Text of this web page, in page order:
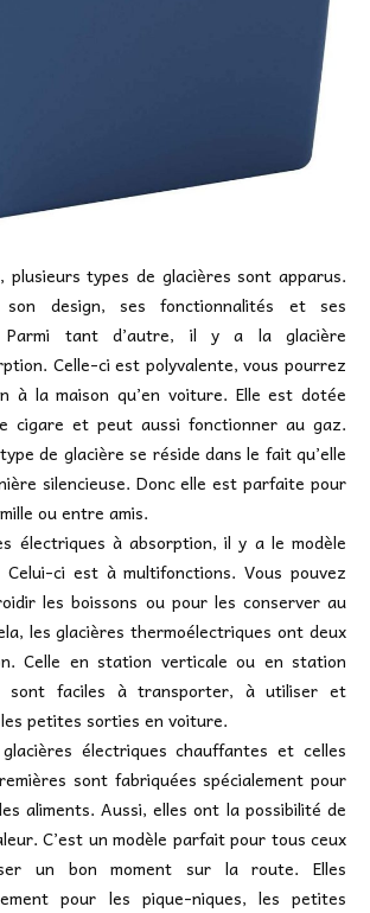
plusieurs types de glacières sont apparus.
design, ses fonctionnalités et ses
Parmi tant d’autre, il y a la glacière
Celle-ci est polyvalente, vous pourrez
à la maison qu’en voiture. Elle est dotée
cigare et peut aussi fonctionner au gaz.
de glacière se réside dans le fait qu’elle
silencieuse. Donc elle est parfaite pour
ou entre amis.
électriques à absorption, il y a le modèle
Celui-ci est à multifonctions. Vous pouvez
les boissons ou pour les conserver au
les glacières thermoélectriques ont deux
Celle en station verticale ou en station
sont faciles à transporter, à utiliser et
petites sorties en voiture.
électriques chauffantes et celles
sont fabriquées spécialement pour
aliments. Aussi, elles ont la possibilité de
C’est un modèle parfait pour tous ceux
un bon moment sur la route. Elles
pour les pique-niques, les petites